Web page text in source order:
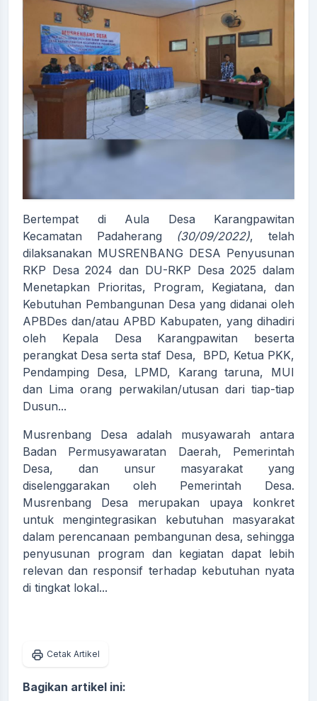
Bertempat di Aula Desa Karangpawitan
Kecamatan Padaherang (30/09/2022), telah
dilaksanakan MUSRENBANG DESA Penyusunan
RKP Desa 2024 dan DU-RKP Desa 2025 dalam
Menetapkan Prioritas, Program, Kegiatana, dan
Kebutuhan Pembangunan Desa yang didanai oleh
APBDes dan/atau APBD Kabupaten, yang dihadiri
oleh Kepala Desa Karangpawitan beserta
perangkat Desa serta staf Desa, BPD, Ketua PKK,
Pendamping Desa, LPMD, Karang taruna, MUI
dan Lima orang perwakilan/utusan dari tiap-tiap
Dusun...
Musrenbang Desa adalah musyawarah antara
Badan Permusyawaratan Daerah, Pemerintah
Desa, dan unsur masyarakat yang
diselenggarakan oleh Pemerintah Desa.
Musrenbang Desa merupakan upaya konkret
untuk mengintegrasikan kebutuhan masyarakat
dalam perencanaan pembangunan desa, sehingga
penyusunan program dan kegiatan dapat lebih
relevan dan responsif terhadap kebutuhan nyata
di tingkat lokal...
Cetak Artikel
Bagikan artikel ini: